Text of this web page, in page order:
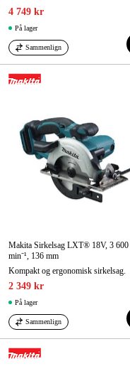
4 749 kr
På lager
Sammenlign
Makita Sirkelsag LXT® 18V, 3 600
min⁻¹, 136 mm
Kompakt og ergonomisk sirkelsag.
2 349 kr
På lager
Sammenlign